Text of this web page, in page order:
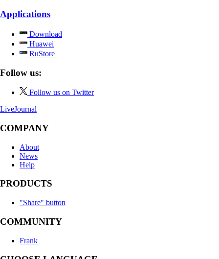
Applications
Download
Huawei
RuStore
Follow us:
Follow us on Twitter
LiveJournal
COMPANY
About
News
Help
PRODUCTS
"Share" button
COMMUNITY
Frank